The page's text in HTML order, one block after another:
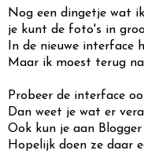
Nog een dingetje wat
je kunt de foto's in
In de nieuwe interface
Maar ik moest terug
Probeer de interface
Dan weet je wat er
Ook kun je aan
Hopelijk doen ze daar